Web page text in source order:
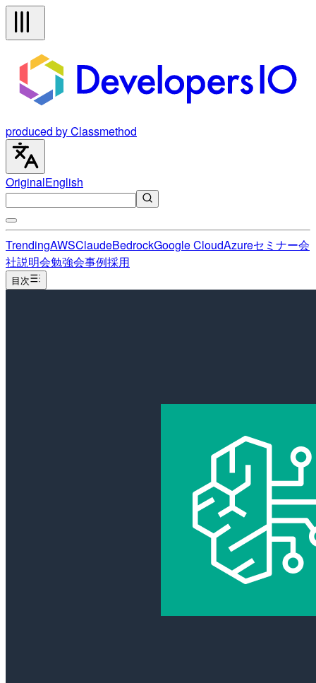
produced by Classmethod
OriginalEnglish
TrendingAWSClaudeBedrockGoogle CloudAzureセミナー会
社説明会勉強会事例採用
目次